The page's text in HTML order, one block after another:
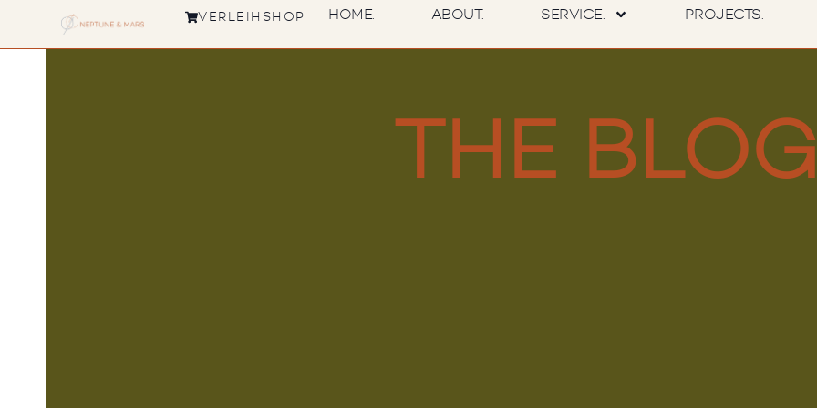
VERLEIHSHOP HOME. ABOUT. SERVICE. PROJECTS.
THE